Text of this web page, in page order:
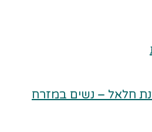
חלאל – נשים במזרח